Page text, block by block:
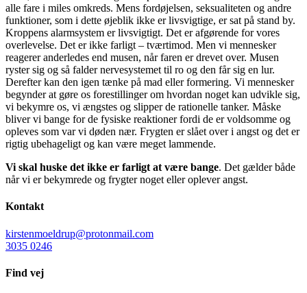
alle fare i miles omkreds. Mens fordøjelsen, seksualiteten og andre
funktioner, som i dette øjeblik ikke er livsvigtige, er sat på stand by.
Kroppens alarmsystem er livsvigtigt. Det er afgørende for vores
overlevelse. Det er ikke farligt – tværtimod. Men vi mennesker
reagerer anderledes end musen, når faren er drevet over. Musen
ryster sig og så falder nervesystemet til ro og den får sig en lur.
Derefter kan den igen tænke på mad eller formering. Vi mennesker
begynder at gøre os forestillinger om hvordan noget kan udvikle sig,
vi bekymre os, vi ængstes og slipper de rationelle tanker. Måske
bliver vi bange for de fysiske reaktioner fordi de er voldsomme og
opleves som var vi døden nær. Frygten er slået over i angst og det er
rigtig ubehageligt og kan være meget lammende.
Vi skal huske det ikke er farligt at være bange. Det gælder både
når vi er bekymrede og frygter noget eller oplever angst.
Kontakt
kirstenmoeldrup@protonmail.com
3035 0246
Find vej